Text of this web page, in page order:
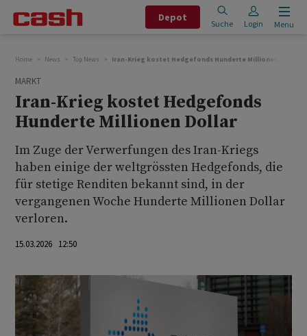
Depot
Suche Login Menu
Home News Top News Iran-Krieg kostet Hedgefonds Hunderte Millionen Dollar
MARKT
Iran-Krieg kostet Hedgefonds
Hunderte Millionen Dollar
Im Zuge der Verwerfungen des Iran-Kriegs
haben einige der weltgrössten Hedgefonds, die
für stetige Renditen bekannt sind, in der
vergangenen Woche Hunderte Millionen Dollar
verloren.
15.03.2026 12:50